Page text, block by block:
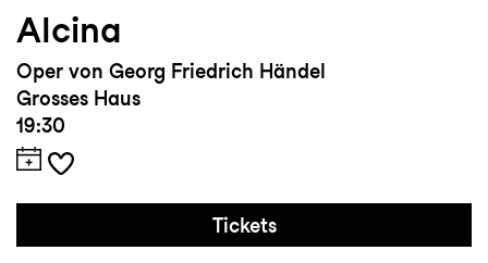
Alcina
Oper von Georg Friedrich Händel
Grosses Haus
19:30
Tickets